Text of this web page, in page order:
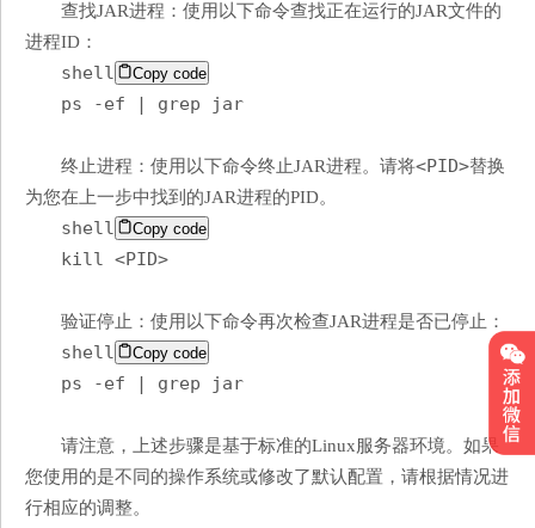
查找JAR进程：使用以下命令查找正在运行的JAR文件的
进程ID：
shell Copy code
ps -ef | grep jar
终止进程：使用以下命令终止JAR进程。请将<PID>替换
为您在上一步中找到的JAR进程的PID。
shell Copy code
kill <PID>
验证停止：使用以下命令再次检查JAR进程是否已停止：
shell Copy code
ps -ef | grep jar
请注意，上述步骤是基于标准的Linux服务器环境。如果
您使用的是不同的操作系统或修改了默认配置，请根据情况进
行相应的调整。